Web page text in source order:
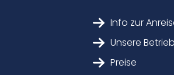
Info zur
Unsere
Preise